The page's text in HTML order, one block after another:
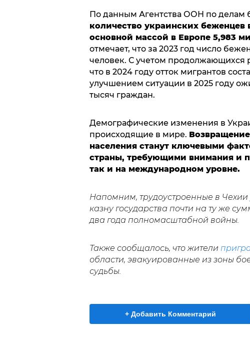
По данным Агентства ООН по делам
количество украинских беженцев
основной массой в Европе 5,983
отмечает, что за 2023 год число
человек. С учетом продолжающихся
что в 2024 году отток мигрантов
улучшением ситуации в 2025 году
тысяч граждан.
Демографические изменения в
происходящие в мире.
населения станут ключевыми
страны, требующими внимания и
так и на международном уровне.
Напомним, трудоустроенные в Чехии
казну государства почти на ту же
два года полномасштабной войны.
Также сообщалось, что жители
области, эвакуированные из зоны
судьбы.
+ Добавить Комментарий